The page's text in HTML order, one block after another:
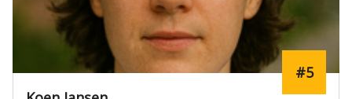
#5